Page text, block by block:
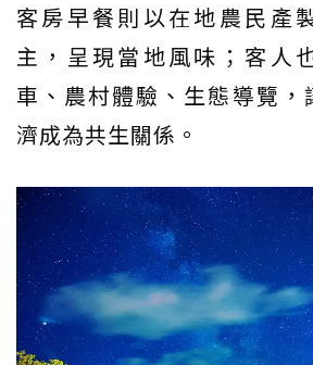
客房早餐則以在地農民產
主，呈現當地風味；客人
車、農村體驗、生態導覽，
濟成為共生關係。